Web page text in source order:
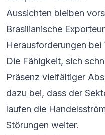
Aussichten bleiben
Brasilianische
Herausforderungen
Die Fähigkeit, sich
Präsenz vielfältiger
dazu bei, dass der
laufen die
Störungen weiter.